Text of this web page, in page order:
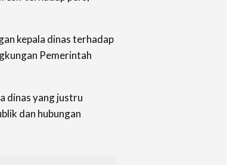
kepala dinas terhadap
Pemerintah
dinas yang justru
dan hubungan